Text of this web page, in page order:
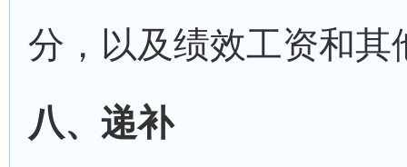
分，以及绩效工资和其
八、递补